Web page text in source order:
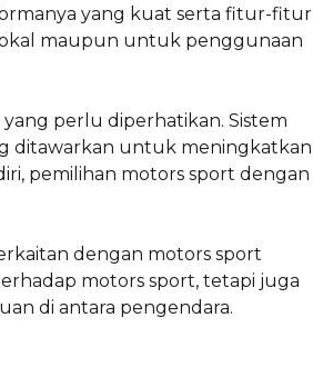
yang kuat serta fitur-fitur
maupun untuk penggunaan
perlu diperhatikan. Sistem
ditawarkan untuk meningkatkan
pemilihan motors sport dengan
dengan motors sport
motors sport, tetapi juga
di antara pengendara.